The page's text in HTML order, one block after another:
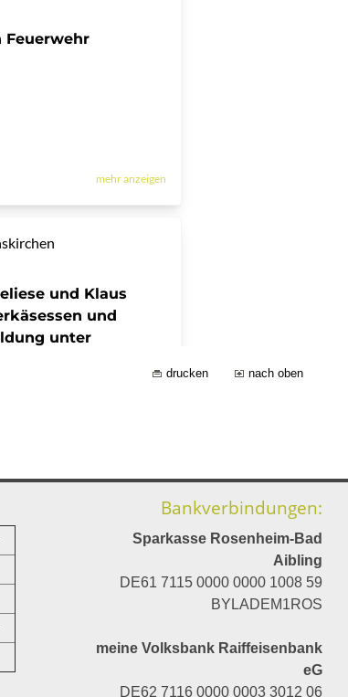
drucken nach oben
Bankverbindungen:
Sparkasse Rosenheim-Bad
Aibling
DE61 7115 0000 0000 1008 59
BYLADEM1ROS
meine Volksbank Raiffeisenbank
eG
DE62 7116 0000 0003 3012 06